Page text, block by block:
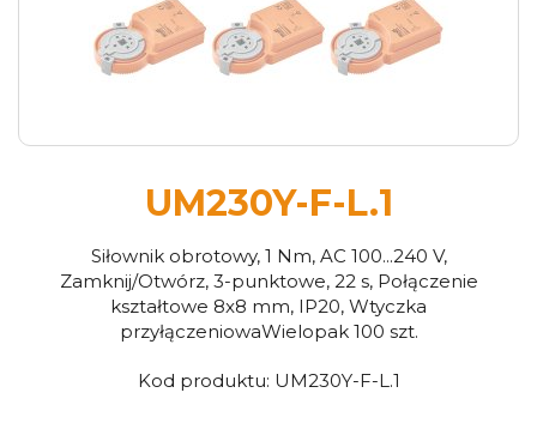
UM230Y-F-L.1
Siłownik obrotowy, 1 Nm, AC 100...240 V,
Zamknij/Otwórz, 3-punktowe, 22 s, Połączenie
kształtowe 8x8 mm, IP20, Wtyczka
przyłączeniowaWielopak 100 szt.
Kod produktu: UM230Y-F-L.1